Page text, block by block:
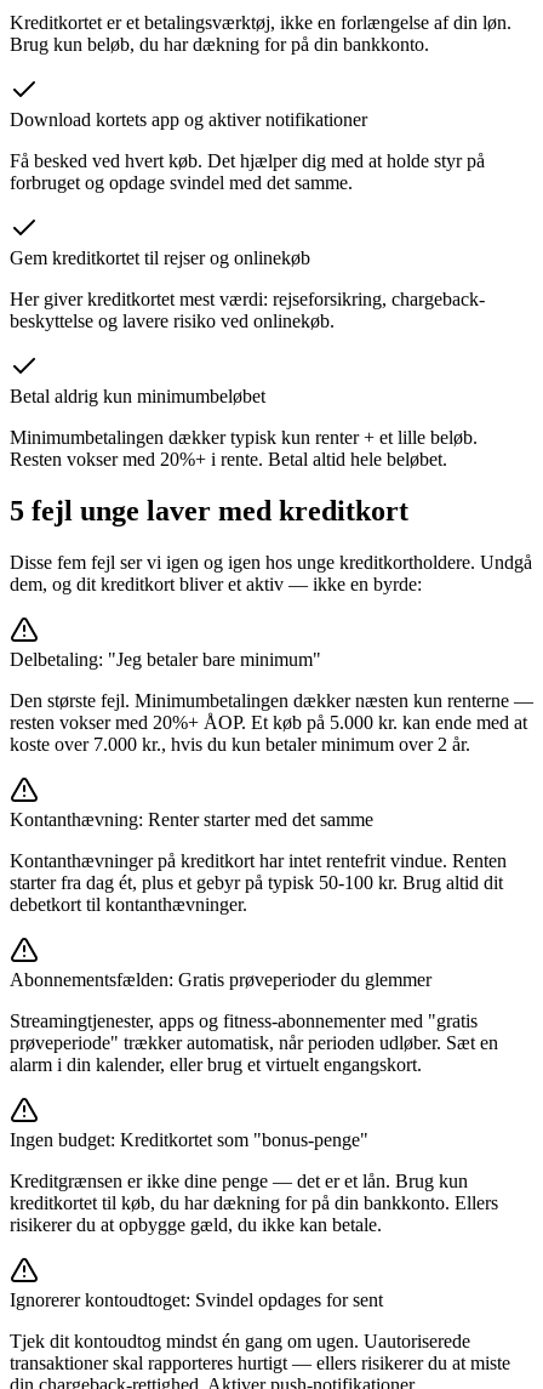
Kreditkortet er et betalingsværktøj, ikke en forlængelse af din løn.
Brug kun beløb, du har dækning for på din bankkonto.
Download kortets app og aktiver notifikationer
Få besked ved hvert køb. Det hjælper dig med at holde styr på
forbruget og opdage svindel med det samme.
Gem kreditkortet til rejser og onlinekøb
Her giver kreditkortet mest værdi: rejseforsikring, chargeback-
beskyttelse og lavere risiko ved onlinekøb.
Betal aldrig kun minimumbeløbet
Minimumbetalingen dækker typisk kun renter + et lille beløb.
Resten vokser med 20%+ i rente. Betal altid hele beløbet.
5 fejl unge laver med kreditkort
Disse fem fejl ser vi igen og igen hos unge kreditkortholdere. Undgå
dem, og dit kreditkort bliver et aktiv — ikke en byrde:
Delbetaling: "Jeg betaler bare minimum"
Den største fejl. Minimumbetalingen dækker næsten kun renterne —
resten vokser med 20%+ ÅOP. Et køb på 5.000 kr. kan ende med at
koste over 7.000 kr., hvis du kun betaler minimum over 2 år.
Kontanthævning: Renter starter med det samme
Kontanthævninger på kreditkort har intet rentefrit vindue. Renten
starter fra dag ét, plus et gebyr på typisk 50-100 kr. Brug altid dit
debetkort til kontanthævninger.
Abonnementsfælden: Gratis prøveperioder du glemmer
Streamingtjenester, apps og fitness-abonnementer med "gratis
prøveperiode" trækker automatisk, når perioden udløber. Sæt en
alarm i din kalender, eller brug et virtuelt engangskort.
Ingen budget: Kreditkortet som "bonus-penge"
Kreditgrænsen er ikke dine penge — det er et lån. Brug kun
kreditkortet til køb, du har dækning for på din bankkonto. Ellers
risikerer du at opbygge gæld, du ikke kan betale.
Ignorerer kontoudtoget: Svindel opdages for sent
Tjek dit kontoudtog mindst én gang om ugen. Uautoriserede
transaktioner skal rapporteres hurtigt — ellers risikerer du at miste
din chargeback-rettighed. Aktiver push-notifikationer.